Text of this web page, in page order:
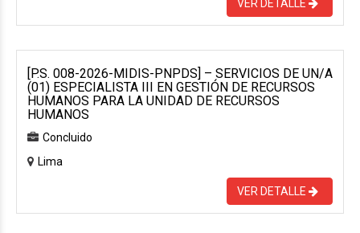
VER DETALLE
[P.S. 008-2026-MIDIS-PNPDS] – SERVICIOS DE UN/A
(01) ESPECIALISTA III EN GESTIÓN DE RECURSOS
HUMANOS PARA LA UNIDAD DE RECURSOS
HUMANOS
Concluido
Lima
VER DETALLE